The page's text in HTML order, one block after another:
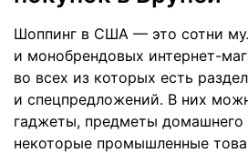
Шоппинг в США — это сотни
и монобрендовых интернет-
во всех из которых есть
и спецпредложений. В них
гаджеты, предметы
некоторые промышленные